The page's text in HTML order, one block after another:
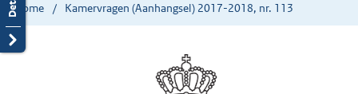
Home Kamervragen (Aanhangsel) 2017-2018, nr. 113